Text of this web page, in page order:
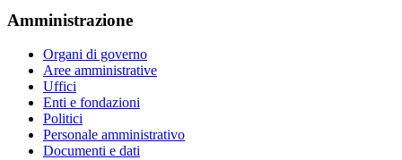
Amministrazione
Organi di governo
Aree amministrative
Uffici
Enti e fondazioni
Politici
Personale amministrativo
Documenti e dati